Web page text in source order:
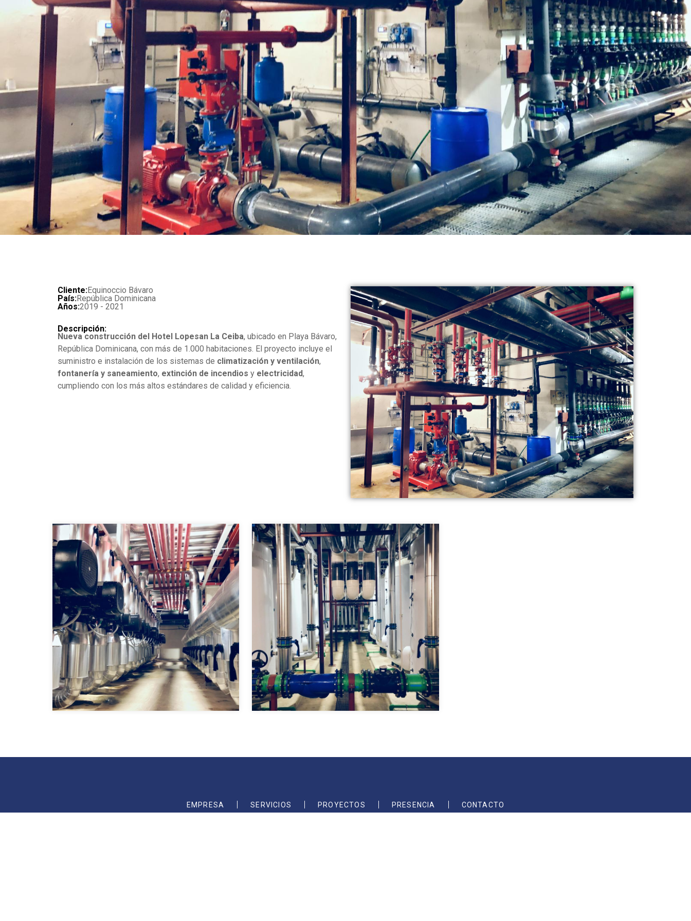
Cliente:Equinoccio Bávaro
País:República Dominicana
Años:2019 - 2021
Descripción:
Nueva construcción del Hotel Lopesan La Ceiba, ubicado en Playa Bávaro,
República Dominicana, con más de 1.000 habitaciones. El proyecto incluye el
suministro e instalación de los sistemas de climatización y ventilación,
fontanería y saneamiento, extinción de incendios y electricidad,
cumpliendo con los más altos estándares de calidad y eficiencia.
EMPRESA SERVICIOS PROYECTOS PRESENCIA CONTACTO